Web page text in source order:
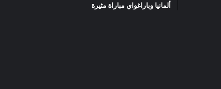
ألمانيا وباراغواي مباراة مثيرة